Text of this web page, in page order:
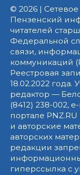
© 2026 |
Пензенский
читателей
Федеральной
связи,
коммуникаций
Реестровая
18.02.2022
редактор —
(8412) 238-002,
портале
и авторские
авторских
редакции
гиперссылка с